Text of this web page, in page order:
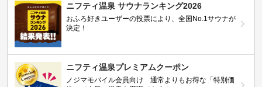
ニフティ温泉 サウナランキング2026
おふろ好きユーザーの投票により、全国No.1サウナが
決定！
ニフティ温泉プレミアムクーポン
ノジマモバイル会員向け 通常よりもお得な「特別価